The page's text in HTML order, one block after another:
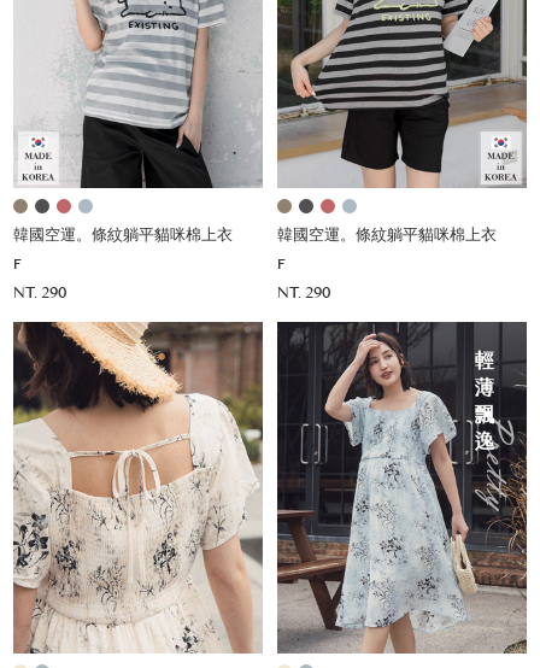
韓國空運。條紋躺平貓咪棉上衣
F
NT. 290
韓國空運。條紋躺平貓咪棉上衣
F
NT. 290